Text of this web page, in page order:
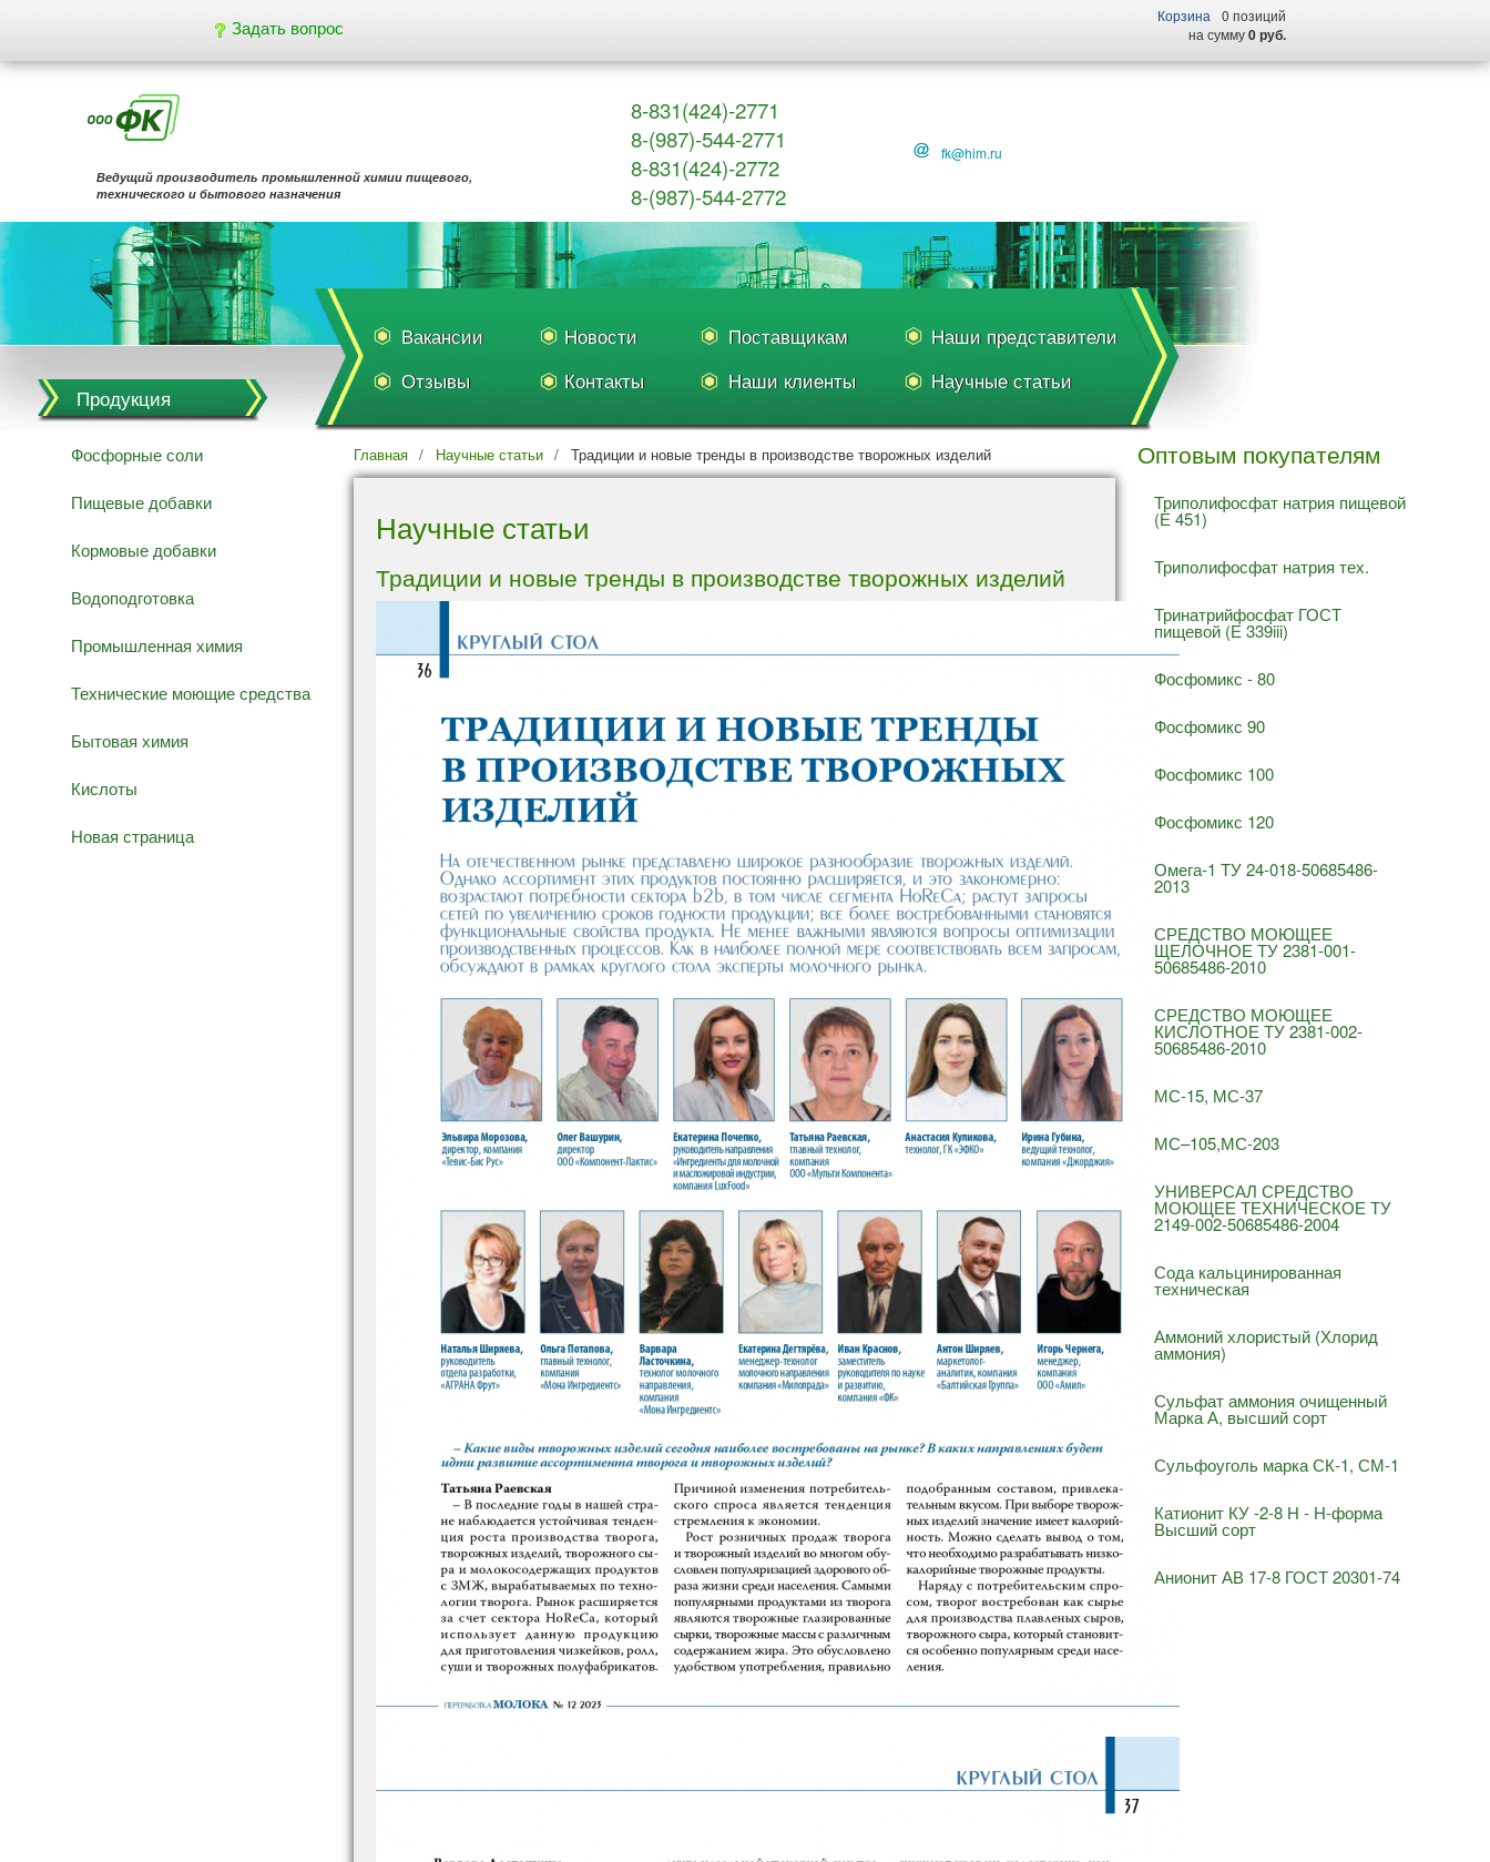
Задать вопрос
Корзина
0 позиций
на сумму0 руб.
Ведущий производитель промышленной химии пищевого,
технического и бытового назначения
8-831(424)-2771
8-(987)-544-2771
8-831(424)-2772
8-(987)-544-2772
fk@him.ru
Продукция
Вакансии
Отзывы
Новости
Контакты
Поставщикам
Наши клиенты
Наши представители
Научные статьи
Фосфорные соли
Пищевые добавки
Кормовые добавки
Водоподготовка
Промышленная химия
Технические моющие средства
Бытовая химия
Кислоты
Новая страница
Главная / Научные статьи / Традиции и новые тренды в производстве творожных изделий
Научные статьи
Традиции и новые тренды в производстве творожных изделий
Оптовым покупателям
Триполифосфат натрия пищевой
(Е 451)
Триполифосфат натрия тех.
Тринатрийфосфат ГОСТ
пищевой (Е 339iii)
Фосфомикс - 80
Фосфомикс 90
Фосфомикс 100
Фосфомикс 120
Омега-1 ТУ 24-018-50685486-
2013
СРЕДСТВО МОЮЩЕЕ
ЩЕЛОЧНОЕ ТУ 2381-001-
50685486-2010
СРЕДСТВО МОЮЩЕЕ
КИСЛОТНОЕ ТУ 2381-002-
50685486-2010
МС-15, МС-37
МС–105,МС-203
УНИВЕРСАЛ СРЕДСТВО
МОЮЩЕЕ ТЕХНИЧЕСКОЕ ТУ
2149-002-50685486-2004
Сода кальцинированная
техническая
Аммоний хлористый (Хлорид
аммония)
Сульфат аммония очищенный
Марка А, высший сорт
Сульфоуголь марка СК-1, СМ-1
Катионит КУ -2-8 Н - Н-форма
Высший сорт
Анионит АВ 17-8 ГОСТ 20301-74